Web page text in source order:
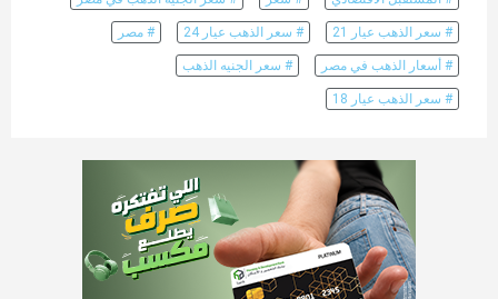
# سعر الذهب عيار 21 # سعر الذهب عيار 24 # مصر
# أسعار الذهب في مصر # سعر الجنيه الذهب
# سعر الذهب عيار 18